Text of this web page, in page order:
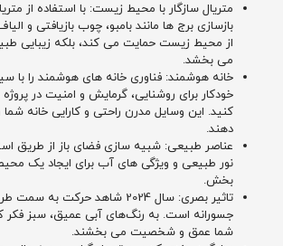
متریال سازگار با محیط زیست: با استفاده از
بازسازی برج ها مانند بامبو، چوب بازیافتی و
از محیط زیست حمایت می کند، بلکه زیبایی
می بخشد.
خانه هوشمند: فناوری خانه های هوشمند را با
خودکار برای روشنایی، گرمایش و امنیت در
کنید. این وسایل مدرن راحتی و کارایی خانه
دهند.
عناصر طبیعی: شبیه سازی فضای باز از طریق
نور طبیعی و ویژگی های آب برای ایجاد یک
بخش.
تاثیر بصری: سال 2024 شاهد حرکت به
جسورانه است. به رنگ‌های آبی عمیق، سبز فکر
شما عمق و شخصیت می‌ بخشند.